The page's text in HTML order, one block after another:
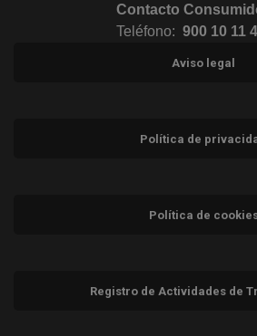
Contacto
Teléfono: 900 10 11
Aviso legal
Política de
Política de
Registro de Actividades de